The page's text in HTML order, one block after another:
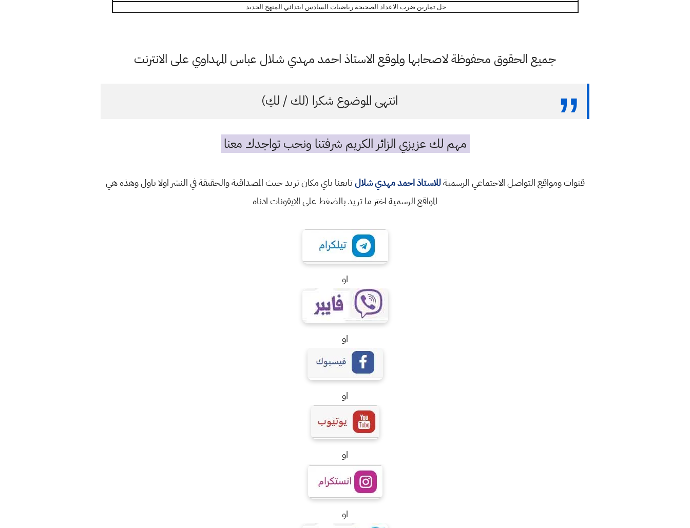
حل تمارين ضرب الاعداد الصحيحة رياضيات السادس ابتدائي المنهج الجديد
جميع الحقوق محفوظة لاصحابها ولموقع الاستاذ احمد مهدي شلال عباس المهداوي على الانترنت
انتهى الموضوع شكرا (لك / لكِ)
مهم لك عزيزي الزائر الكريم شرفتنا ونحب تواجدك معنا
قنوات ومواقع التواصل الاجتماعي الرسميةللاستاذ احمد مهدي شلالتابعنا باي مكان تريد حيث المصداقية والحقيقة في النشر اولا باول وهذه هي
المواقع الرسمية اختر ما تريد بالضغط على الايقونات ادناه
او
او
او
او
او